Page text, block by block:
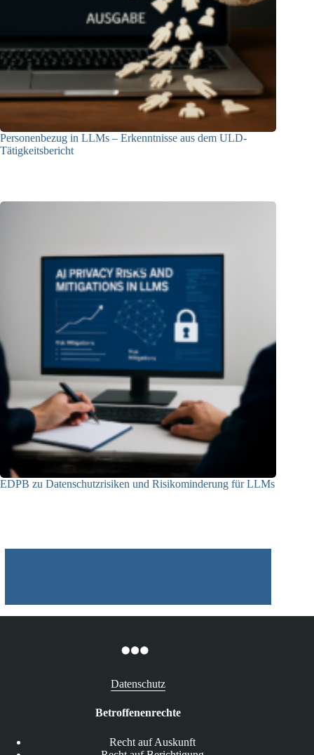
Personenbezug in LLMs – Erkenntnisse aus dem ULD-
Tätigkeitsbericht
EDPB zu Datenschutzrisiken und Risikominderung für LLMs
Datenschutz
Betroffenenrechte
Recht auf Auskunft